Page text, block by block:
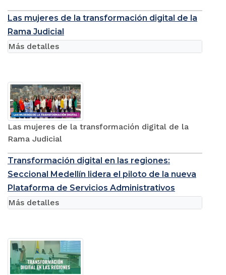
Las mujeres de la transformación digital de la
Rama Judicial
Las mujeres de la transformación digital de la
Rama Judicial
Más detalles
Transformación digital en las regiones:
Seccional Medellín lidera el piloto de la nueva
Plataforma de Servicios Administrativos
Más detalles